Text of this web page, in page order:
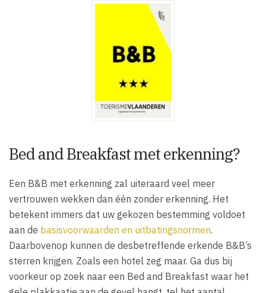
Bed and Breakfast met erkenning?
Een B&B met erkenning zal uiteraard veel meer
vertrouwen wekken dan één zonder erkenning. Het
betekent immers dat uw gekozen bestemming voldoet
aan de basisvoorwaarden en uitbatingsnormen.
Daarbovenop kunnen de desbetreffende erkende B&B’s
sterren krijgen. Zoals een hotel zeg maar. Ga dus bij
voorkeur op zoek naar een Bed and Breakfast waar het